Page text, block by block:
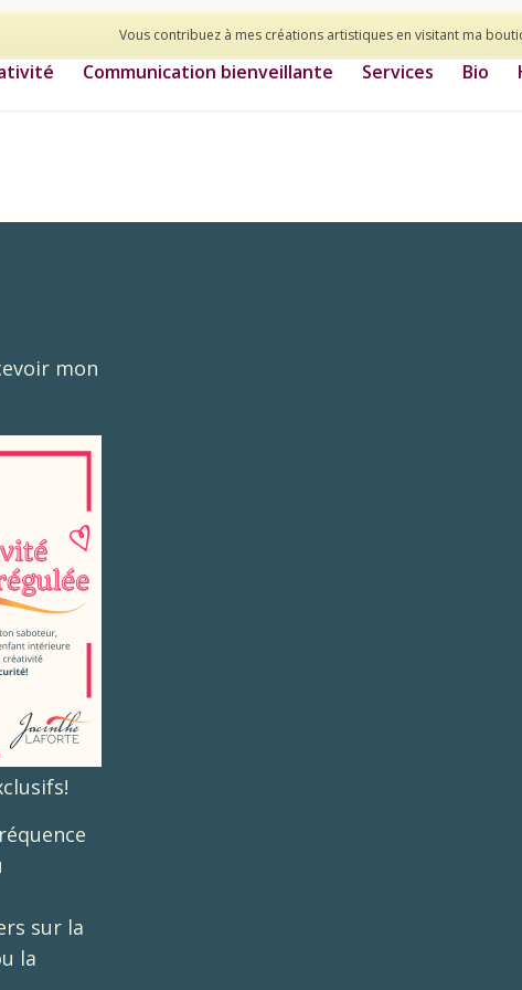
Vous contribuez à mes créations artistiques en visitant ma
Communication bienveillante Services Bio
mon
sur la
la